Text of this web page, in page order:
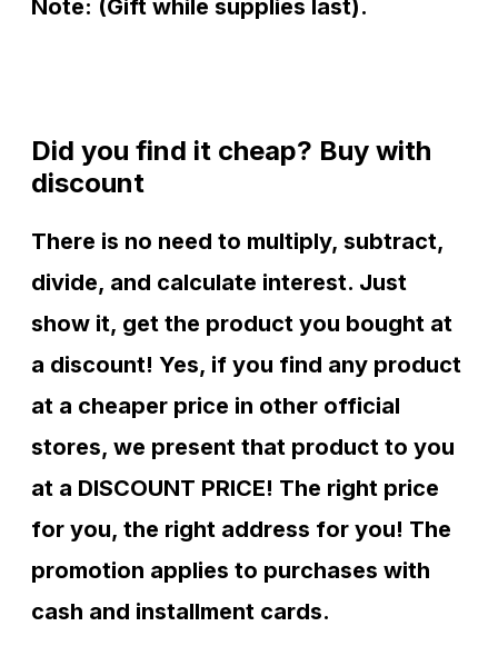
Note: (Gift while supplies last).
Did you find it cheap? Buy with
discount
There is no need to multiply, subtract,
divide, and calculate interest. Just
show it, get the product you bought at
a discount! Yes, if you find any product
at a cheaper price in other official
stores, we present that product to you
at a DISCOUNT PRICE! The right price
for you, the right address for you! The
promotion applies to purchases with
cash and installment cards.